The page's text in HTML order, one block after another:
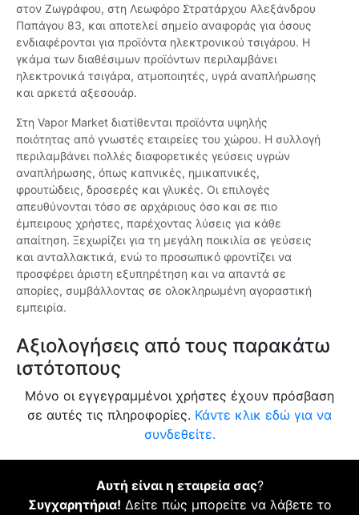
στον Ζωγράφου, στη Λεωφόρο Στρατάρχου Αλεξάνδρου
Παπάγου 83, και αποτελεί σημείο αναφοράς για όσους
ενδιαφέρονται για προϊόντα ηλεκτρονικού τσιγάρου. Η
γκάμα των διαθέσιμων προϊόντων περιλαμβάνει
ηλεκτρονικά τσιγάρα, ατμοποιητές, υγρά αναπλήρωσης
και αρκετά αξεσουάρ.
Στη Vapor Market διατίθενται προϊόντα υψηλής
ποιότητας από γνωστές εταιρείες του χώρου. Η συλλογή
περιλαμβάνει πολλές διαφορετικές γεύσεις υγρών
αναπλήρωσης, όπως καπνικές, ημικαπνικές,
φρουτώδεις, δροσερές και γλυκές. Οι επιλογές
απευθύνονται τόσο σε αρχάριους όσο και σε πιο
έμπειρους χρήστες, παρέχοντας λύσεις για κάθε
απαίτηση. Ξεχωρίζει για τη μεγάλη ποικιλία σε γεύσεις
και ανταλλακτικά, ενώ το προσωπικό φροντίζει να
προσφέρει άριστη εξυπηρέτηση και να απαντά σε
απορίες, συμβάλλοντας σε ολοκληρωμένη αγοραστική
εμπειρία.
Αξιολογήσεις από τους παρακάτω
ιστότοπους
Μόνο οι εγγεγραμμένοι χρήστες έχουν πρόσβαση
σε αυτές τις πληροφορίες. Κάντε κλικ εδώ για να
συνδεθείτε.
Αυτή είναι η εταιρεία σας?
Συγχαρητήρια! Δείτε πώς μπορείτε να λάβετε το